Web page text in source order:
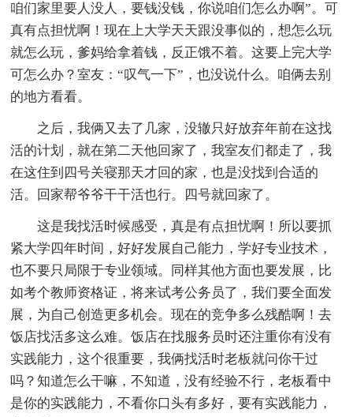
咱们家里要人没人，要钱没钱，你说咱们怎么办啊”。可
真有点担忧啊！现在上大学天天跟没事似的，想怎么玩
就怎么玩，爹妈给拿着钱，反正饿不着。这要上完大学
可怎么办？室友：“叹气一下”，也没说什么。咱俩去别
的地方看看。
之后，我俩又去了几家，没辙只好放弃年前在这找
活的计划，就在第二天他回家了，我室友们都走了，我
在这住到四号关寝那天才回的家，也是没找到合适的
活。回家帮爷爷干干活也行。四号就回家了。
这是我找活时候感受，真是有点担忧啊！所以要抓
紧大学四年时间，好好发展自己能力，学好专业技术，
也不要只局限于专业领域。同样其他方面也要发展，比
如考个教师资格证，将来试考公务员了，我们要全面发
展，为自己创造更多机会。现在的竞争多么残酷啊！去
饭店找活多这么难。饭店在找服务员时还注重你有没有
实践能力，这个很重要，我俩找活时老板就问你干过
吗？知道怎么干嘛，不知道，没有经验不行，老板看中
是你的实践能力，不看你口头有多好，要有实践能力，